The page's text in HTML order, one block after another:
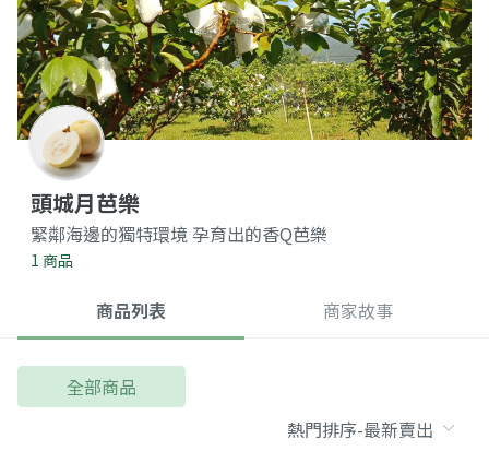
頭城月芭樂
緊鄰海邊的獨特環境 孕育出的香Q芭樂
1 商品
商品列表 商家故事
全部商品